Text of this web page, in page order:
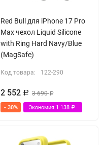
Red Bull для iPhone 17 Pro
Max чехол Liquid Silicone
with Ring Hard Navy/Blue
(MagSafe)
Код товара: 122-290
2 552 Р 3 690Р
- 30% Экономия 1 138 Р